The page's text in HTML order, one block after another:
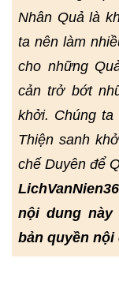
Nhân Quả là
ta nên làm
cho những
cản trở bớt
khởi. Chúng
Thiện sanh
chế Duyên để
nội dung này
bản quyền